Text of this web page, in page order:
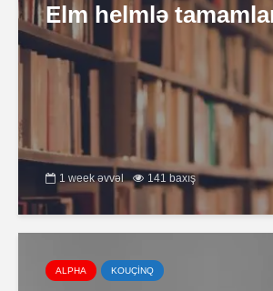
Elm helmlə
1 week əvvəl 141 baxış
ALPHA KOUÇİNQ